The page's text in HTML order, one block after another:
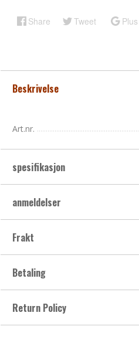
Share Tweet Plus
Beskrivelse
Art.nr.
spesifikasjon
anmeldelser
Frakt
Betaling
Return Policy